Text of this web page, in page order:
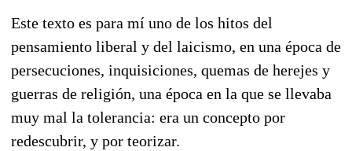
Este texto es para mí uno de los hitos del
pensamiento liberal y del laicismo, en una época de
persecuciones, inquisiciones, quemas de herejes y
guerras de religión, una época en la que se llevaba
muy mal la tolerancia: era un concepto por
redescubrir, y por teorizar.